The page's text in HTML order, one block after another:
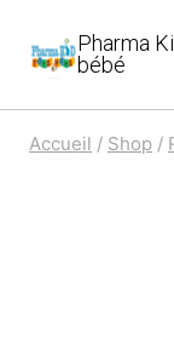
Pharma
bébé
Accueil / Shop /